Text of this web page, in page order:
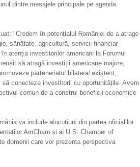
dintre mesajele principale pe agenda
"Credem în potențialul României de a atrage
sănătate, agricultură, servicii financiar-
atenția investitorilor americani la Forumul
să atragă investiții americane majore,
parteneriatul bilateral existent,
conecteze investitorii cu oportunitățile. Avem
comun de a construi beneficii economice
va include alocuțiuni din partea oficialilor
AmCham și ai U.S. Chamber of
domenii care vor prezenta perspectiva